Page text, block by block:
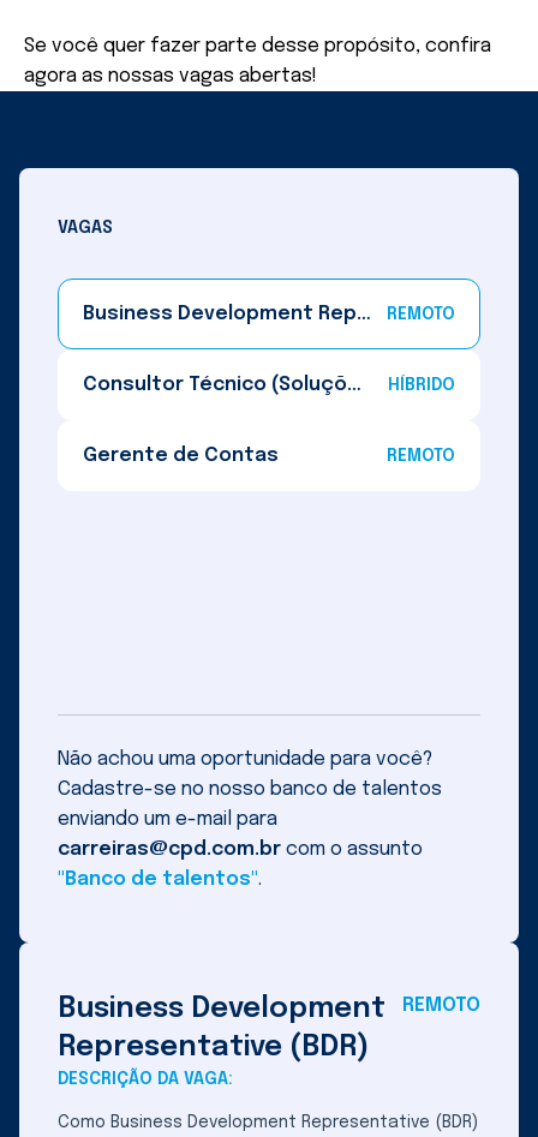
Se você quer fazer parte desse propósito, confira
agora as nossas vagas abertas!
VAGAS
Business Development Representative (BDR)
REMOTO
Consultor Técnico (Soluções de Segurança
HÍBRIDO
Gerente de Contas REMOTO
Não achou uma oportunidade para você?
Cadastre-se no nosso banco de talentos
enviando um e-mail para
carreiras@cpd.com.br com o assunto
"Banco de talentos".
Business Development
Representative (BDR)
REMOTO
DESCRIÇÃO DA VAGA:
Como Business Development Representative (BDR)